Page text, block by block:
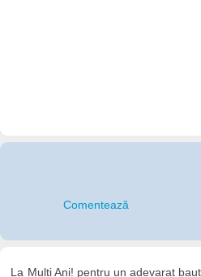
Comentează
La Multi Ani! pentru un adevarat